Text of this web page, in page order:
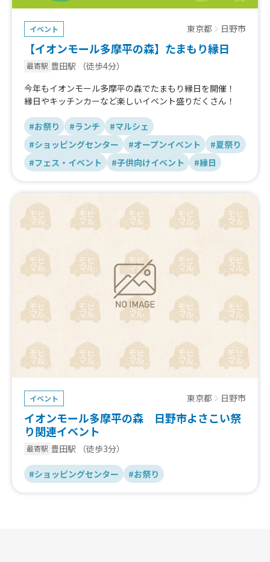
イベント 東京都 日野市
【イオンモール多摩平の森】たまもり縁日
最寄駅 豊田駅
（徒歩4分）
今年もイオンモール多摩平の森でたまもり縁日を開催！
縁日やキッチンカーなど楽しいイベント盛りだくさん！
#お祭り #ランチ
#マルシェ
#ショッピングセンター
#オープンイベント
#夏祭り
#フェス・イベント
#子供向けイベント #縁日
イベント 東京都 日野市
イオンモール多摩平の森 日野市よさこい祭
り関連イベント
最寄駅 豊田駅 （徒歩3分）
#ショッピングセンター #お祭り